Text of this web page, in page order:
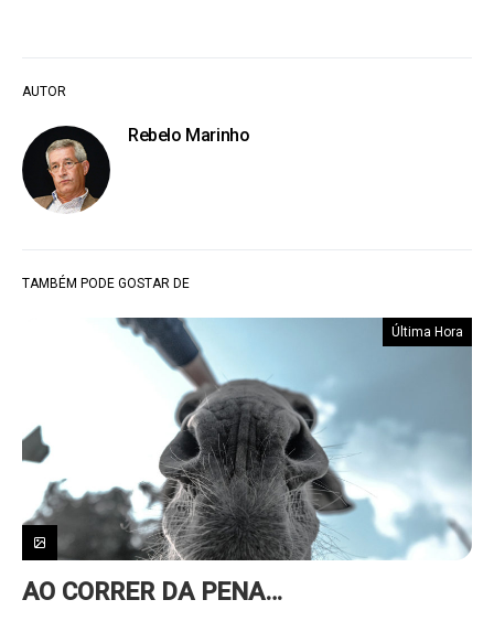
AUTOR
Rebelo Marinho
TAMBÉM PODE GOSTAR DE
Última Hora
AO CORRER DA PENA…